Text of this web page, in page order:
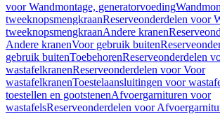
voor Wandmontage, generatorvoeding
tweeknopsmengkraanReserveonderdelen voor
tweeknopsmengkraanAndere kranen
Andere kranenVoor gebruik buiten
gebruik buitenToebehorenReserveonderdelen
wastafelkranenReserveonderdelen voor Voor
wastafelkranenToestelaansluitingen voor
toestellen en gootstenenAfvoergarnituren voor
wastafelsReserveonderdelen voor